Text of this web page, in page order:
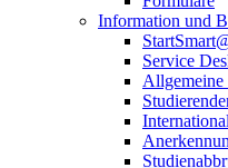
Information und
Service
Allgemeine